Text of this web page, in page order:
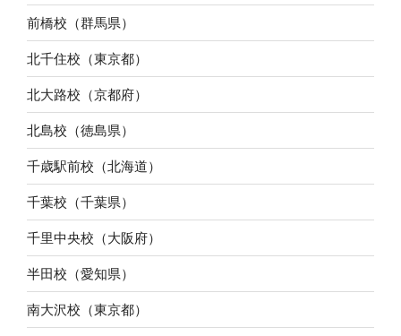
前橋校（群馬県）
北千住校（東京都）
北大路校（京都府）
北島校（徳島県）
千歳駅前校（北海道）
千葉校（千葉県）
千里中央校（大阪府）
半田校（愛知県）
南大沢校（東京都）